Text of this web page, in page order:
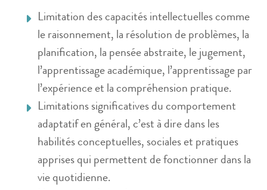
Limitation des capacités intellectuelles comme
le raisonnement, la résolution de problèmes, la
planification, la pensée abstraite, le jugement,
l’apprentissage académique, l’apprentissage par
l’expérience et la compréhension pratique.
Limitations significatives du comportement
adaptatif en général, c’est à dire dans les
habilités conceptuelles, sociales et pratiques
apprises qui permettent de fonctionner dans la
vie quotidienne.